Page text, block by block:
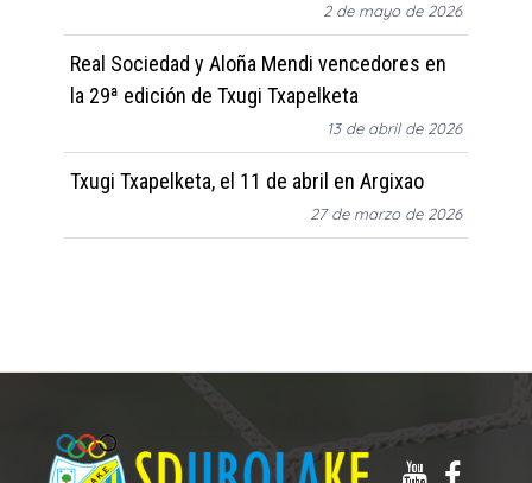
2 de mayo de 2026
Real Sociedad y Aloña Mendi vencedores en
la 29ª edición de Txugi Txapelketa
13 de abril de 2026
Txugi Txapelketa, el 11 de abril en Argixao
27 de marzo de 2026